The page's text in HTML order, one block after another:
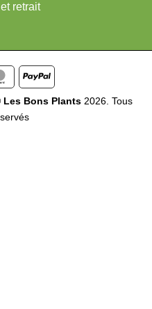
retrait
MasterCardPayPal
Les Bons Plants2026. Tous